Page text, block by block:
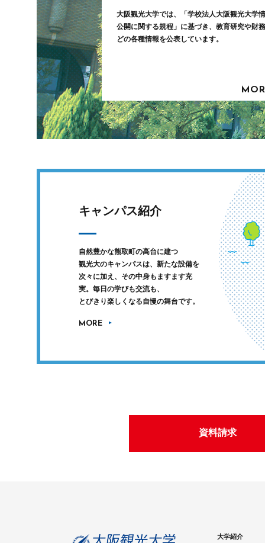
大阪観光大学では、「学校法人大阪観光大学
公開に関する規程」に基づき、教育研究や財
どの各種情報を公表しています。
キャンパス紹介
自然豊かな熊取町の高台に建つ
観光大のキャンパスは、新たな設備を
次々に加え、その中身もますます充
実。毎日の学びも交流も、
とびきり楽しくなる自慢の舞台です。
MORE
資料請求
大学紹介